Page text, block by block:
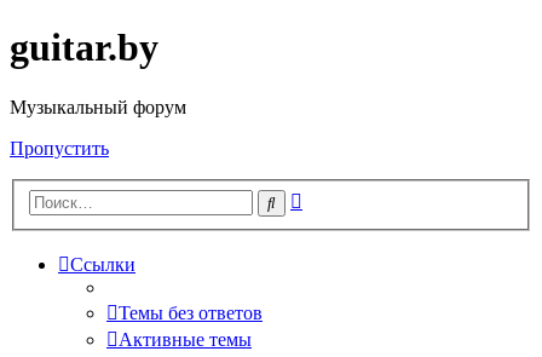
guitar.by
Музыкальный форум
Пропустить
Поиск
Ссылки
Темы без ответов
Активные темы